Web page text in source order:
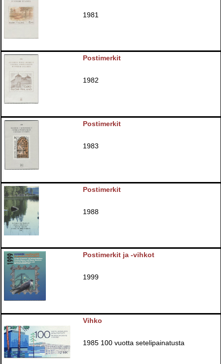
1981
Postimerkit
1982
Postimerkit
1983
Postimerkit
1988
Postimerkit ja -vihkot
1999
Vihko
1985 100 vuotta setelipainatusta